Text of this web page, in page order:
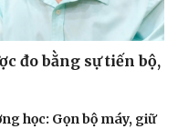
đo bằng sự tiến bộ,
học: Gọn bộ máy, giữ